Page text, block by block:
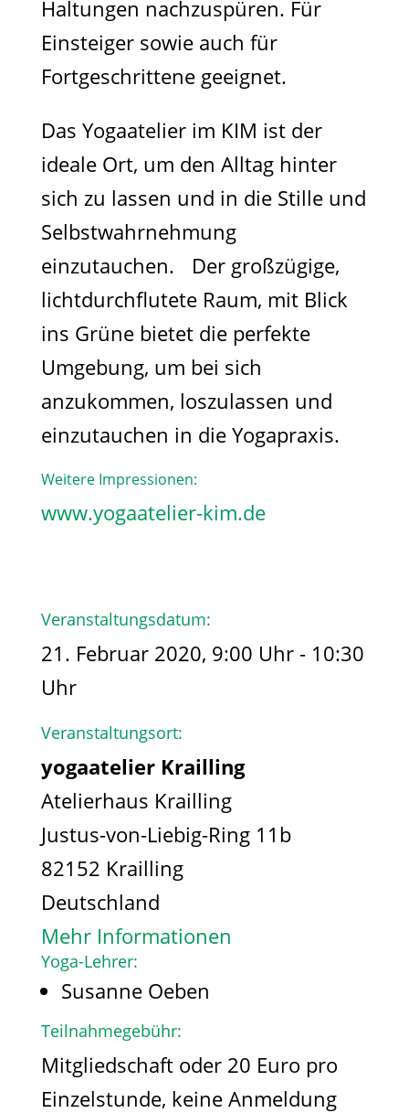
Haltungen nachzuspüren. Für
Einsteiger sowie auch für
Fortgeschrittene geeignet.
Das Yogaatelier im KIM ist der
ideale Ort, um den Alltag hinter
sich zu lassen und in die Stille und
Selbstwahrnehmung
einzutauchen. Der großzügige,
lichtdurchflutete Raum, mit Blick
ins Grüne bietet die perfekte
Umgebung, um bei sich
anzukommen, loszulassen und
einzutauchen in die Yogapraxis.
Weitere Impressionen:
www.yogaatelier-kim.de​
Veranstaltungsdatum:
21. Februar 2020, 9:00 Uhr - 10:30
Uhr
Veranstaltungsort:
yogaatelier Krailling
Atelierhaus Krailling
Justus-von-Liebig-Ring 11b
82152 Krailling
Deutschland
Mehr Informationen
Yoga-Lehrer:
Susanne Oeben
Teilnahmegebühr:
Mitgliedschaft oder 20 Euro pro
Einzelstunde, keine Anmeldung